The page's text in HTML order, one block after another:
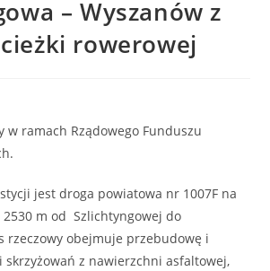
– Wyszanów z
rowerowej
w ramach Rządowego Funduszu
jest droga powiatowa nr 1007F na
2530 m od Szlichtyngowej do
rzeczowy obejmuje przebudowę i
z nawierzchni asfaltowej,